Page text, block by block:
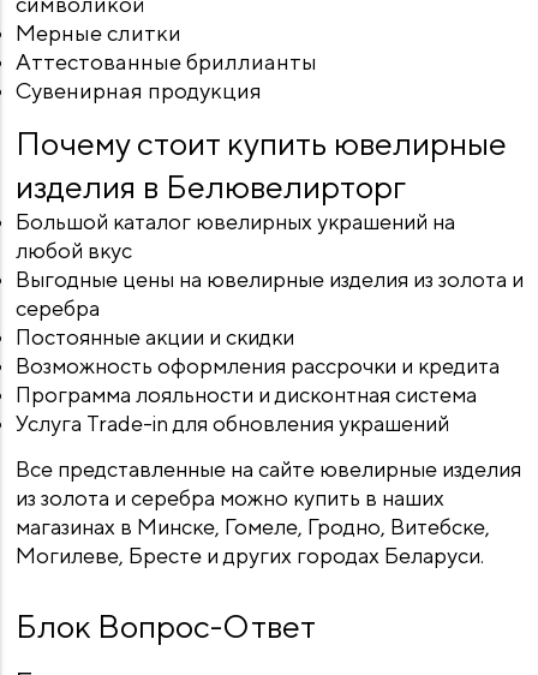
Мерные слитки
Аттестованные бриллианты
Сувенирная продукция
Почему стоит купить ювелирные
изделия в Белювелирторг
Большой каталог ювелирных украшений на
любой вкус
Выгодные цены на ювелирные изделия из золота и
серебра
Постоянные акции и скидки
Возможность оформления рассрочки и кредита
Программа лояльности и дисконтная система
Услуга Trade-in для обновления украшений
Все представленные на сайте ювелирные изделия
из золота и серебра можно купить в наших
магазинах в Минске, Гомеле, Гродно, Витебске,
Могилеве, Бресте и других городах Беларуси.
Блок Вопрос-Ответ